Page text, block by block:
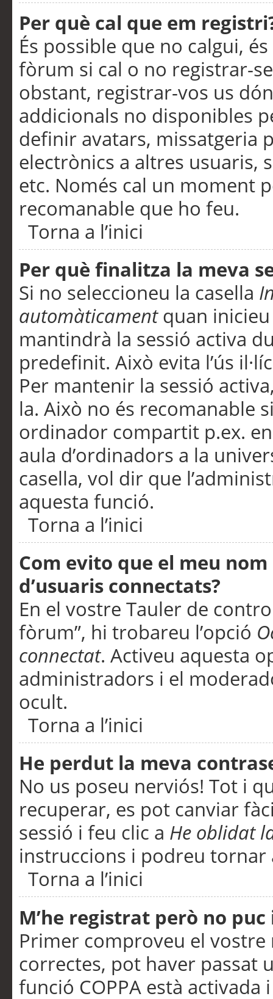
Per què cal que em
És possible que no calgui,
fòrum si cal o no registrar-
obstant, registrar-vos us
addicionals no disponibles
definir avatars, missatgeria
electrònics a altres usuaris,
etc. Només cal un moment
recomanable que ho feu.
Torna a l’inici
Per què finalitza la meva
Si no seleccioneu la casella
automàticamentquan inicieu
mantindrà la sessió activa
predefinit. Això evita l’ús
Per mantenir la sessió
la. Això no és recomanable
ordinador compartit p.ex.
aula d’ordinadors a la
casella, vol dir que
aquesta funció.
Torna a l’inici
Com evito que el meu
d’usuaris connectats?
En el vostre Tauler de
fòrum”, hi trobareu l’opció
connectat. Activeu aquesta
administradors i el
ocult.
Torna a l’inici
He perdut la meva
No us poseu nerviós! Tot i
recuperar, es pot canviar
sessió i feu clic a He oblidat
instruccions i podreu tornar
Torna a l’inici
M’he registrat però no
Primer comproveu el vostre
correctes, pot haver passat
funció COPPA està